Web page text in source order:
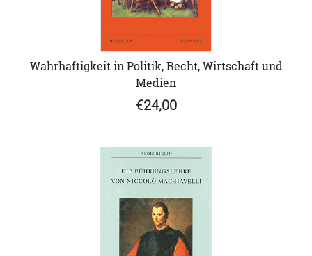
Wahrhaftigkeit in Politik, Recht, Wirtschaft und
Medien
€24,00